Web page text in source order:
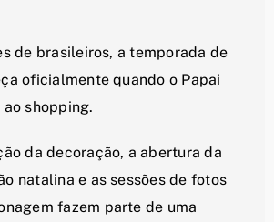
de brasileiros, a temporada de
oficialmente quando o Papai
shopping.
da decoração, a abertura da
natalina e as sessões de fotos
fazem parte de uma